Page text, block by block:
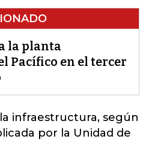
la planta
Pacífico en el tercer
infraestructura, según
por la Unidad de